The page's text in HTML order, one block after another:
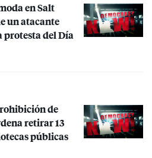
en Salt
un atacante
protesta del Día
de
retirar 13
públicas